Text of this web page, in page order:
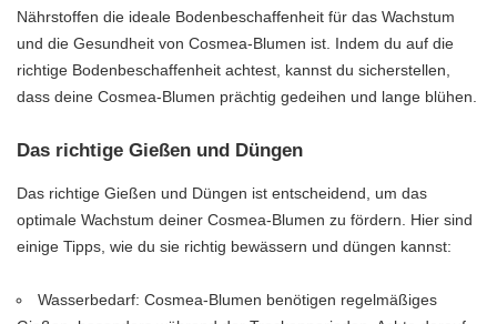
Nährstoffen die ideale Bodenbeschaffenheit für das Wachstum
und die Gesundheit von Cosmea-Blumen ist. Indem du auf die
richtige Bodenbeschaffenheit achtest, kannst du sicherstellen,
dass deine Cosmea-Blumen prächtig gedeihen und lange blühen.
Das richtige Gießen und Düngen
Das richtige Gießen und Düngen ist entscheidend, um das
optimale Wachstum deiner Cosmea-Blumen zu fördern. Hier sind
einige Tipps, wie du sie richtig bewässern und düngen kannst:
Wasserbedarf: Cosmea-Blumen benötigen regelmäßiges